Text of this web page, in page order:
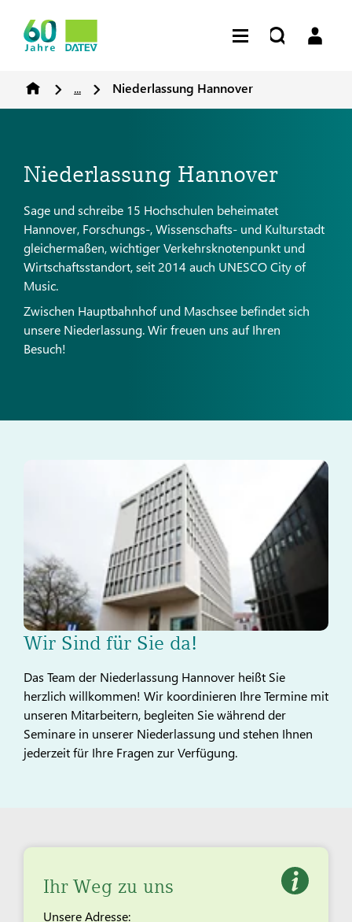
... Niederlassung Hannover
Niederlassung Hannover
Sage und schreibe 15 Hochschulen beheimatet
Hannover, Forschungs-, Wissenschafts- und Kulturstadt
gleichermaßen, wichtiger Verkehrsknotenpunkt und
Wirtschaftsstandort, seit 2014 auch UNESCO City of
Music.
Zwischen Hauptbahnhof und Maschsee befindet sich
unsere Niederlassung. Wir freuen uns auf Ihren
Besuch!
Wir Sind für Sie da!
Das Team der Niederlassung Hannover heißt Sie
herzlich willkommen! Wir koordinieren Ihre Termine mit
unseren Mitarbeitern, begleiten Sie während der
Seminare in unserer Niederlassung und stehen Ihnen
jederzeit für Ihre Fragen zur Verfügung.
Ihr Weg zu uns
Unsere Adresse: